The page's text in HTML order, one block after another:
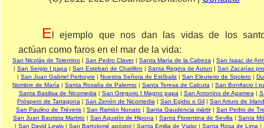
E l ejemplo que nos dan las vidas de los
actúan como faros en el mar de la vida:
San Nicolás de Tolentino | San Pedro Claver| Santa María de la Cabeza | San Isaac de
| San Sergio I papa | San Esteban de Chatillon | Santa Regina de Autun | San Zacarías
| San Juan Gabriel Perboyre | Nuestra Señora de Estíbaliz | San Eleuterio de Spoleto |
Nombre de María | Santa Rosalía de Palermo | Santa Teresa de Calcuta | San Bonifacio I
Santa Basilisa de Nicomedia | San Gregorio I Magno papa | San Antonino de Apamea |
Próspero de Tarragona | San Zenón de Nicomedia | San Egidio o Gil | San Arturo de
San Paulino de Tréveris | San Ramón Nonato | Santa Gaudencia mártir| San Pedro de
San Juan Bautista Martirio | San Agustín de Hipona | Santa Florentina de Sevilla | Santa
| San David Lewis| San Bartolomé apóstol| Santa Emilia de Vialar| Santa Rosa de Lima |